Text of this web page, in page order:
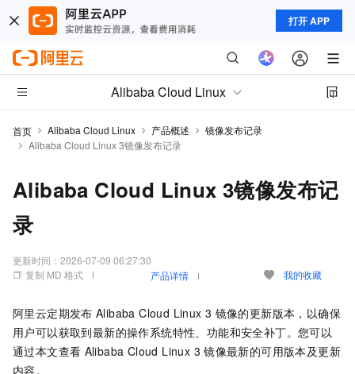
打开 APP
Alibaba Cloud Linux
首页 Alibaba Cloud Linux 产品概述
镜像发布记录
Alibaba Cloud Linux 3镜像发布记录
Alibaba Cloud Linux 3镜像发布记
录
更新时间： 2026-07-09 06:27:30
复制 MD 格式
产品详情 我的收藏
阿里云定期发布 Alibaba Cloud Linux 3 镜像的更新版本，以确保
用户可以获取到最新的操作系统特性、功能和安全补丁。您可以
通过本文查看 Alibaba Cloud Linux 3 镜像最新的可用版本及更新
内容。